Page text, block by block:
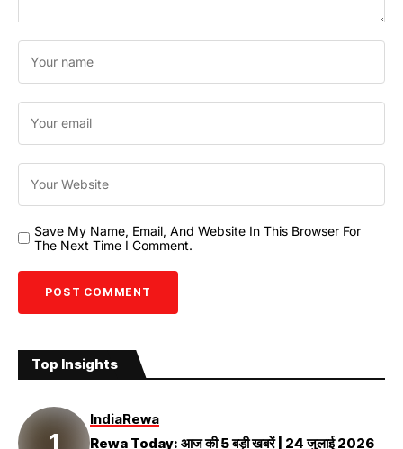
Save My Name, Email, And Website In This Browser For
The Next Time I Comment.
Top Insights
IndiaRewa
Rewa Today: आज की 5 बड़ी खबरें | 24 जुलाई 2026